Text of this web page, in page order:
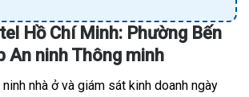
Hồ Chí Minh: Phường Bến
An ninh Thông minh
nhà ở và giám sát kinh doanh ngày